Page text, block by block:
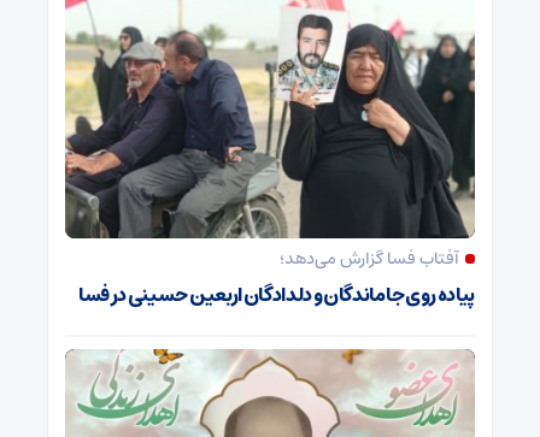
آفتاب فسا گزارش می‌دهد؛
پیاده روی جاماندگان و دلدادگان اربعین حسینی در فسا